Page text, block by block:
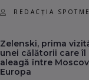
REDACȚIA
Zelenski, prima
unei călătorii care îl
aleagă între
Europa